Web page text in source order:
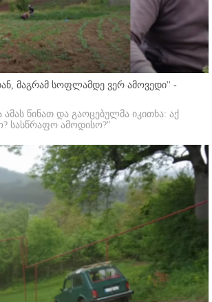
მაგრამ სოფლამდე ვერ ამოვედი'' -
ამას წინათ და გაოცებულმა იკითხა: აქ
სასწრაფო ამოდისო?"